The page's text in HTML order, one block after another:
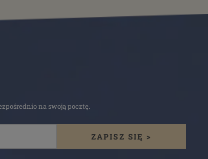
na swoją pocztę.
ZAPISZ SIĘ >